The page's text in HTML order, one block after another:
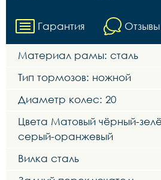
Гарантия Отзывы
Материал рамы: сталь
Тип тормозов: ножной
Диаметр колес: 20
Цвета Матовый чёрный-
серый-оранжевый
Вилка сталь